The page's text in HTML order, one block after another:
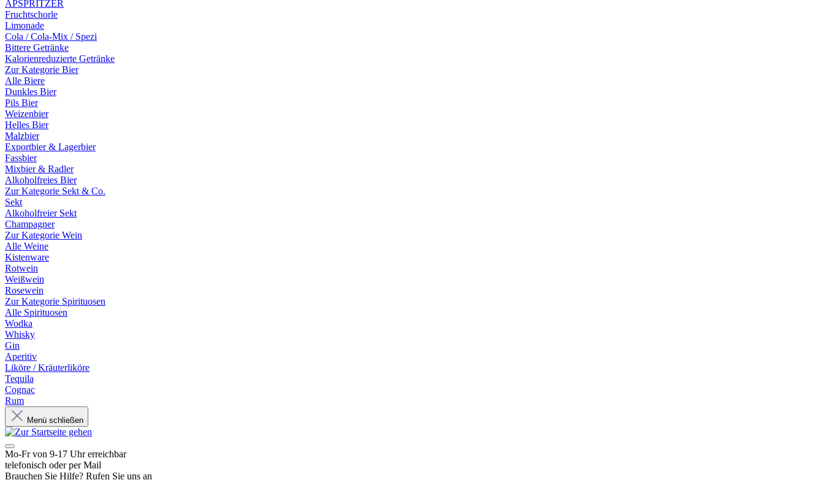
APSPRITZER
Fruchtschorle
Limonade
Cola / Cola-Mix / Spezi
Bittere Getränke
Kalorienreduzierte Getränke
Zur Kategorie Bier
Alle Biere
Dunkles Bier
Pils Bier
Weizenbier
Helles Bier
Malzbier
Exportbier & Lagerbier
Fassbier
Mixbier & Radler
Alkoholfreies Bier
Zur Kategorie Sekt & Co.
Sekt
Alkoholfreier Sekt
Champagner
Zur Kategorie Wein
Alle Weine
Kistenware
Rotwein
Weißwein
Rosewein
Zur Kategorie Spirituosen
Alle Spirituosen
Wodka
Whisky
Gin
Aperitiv
Liköre / Kräuterliköre
Tequila
Cognac
Rum
Menü schließen
Mo-Fr von 9-17 Uhr erreichbar
telefonisch oder per Mail
Brauchen Sie Hilfe? Rufen Sie uns an